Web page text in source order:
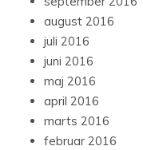
august 2016
juli 2016
juni 2016
maj 2016
april 2016
marts 2016
februar 2016